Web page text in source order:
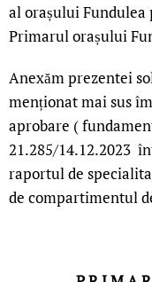
al orașului
Primarul orașului
Anexăm prezentei
menționat mai sus
aprobare (
21.285/14.12.2023
raportul de
de compartimentul